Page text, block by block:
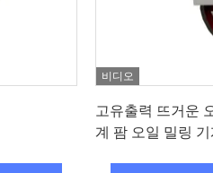
비디오
고유출력 뜨거운
계 팜 오일 밀링 기